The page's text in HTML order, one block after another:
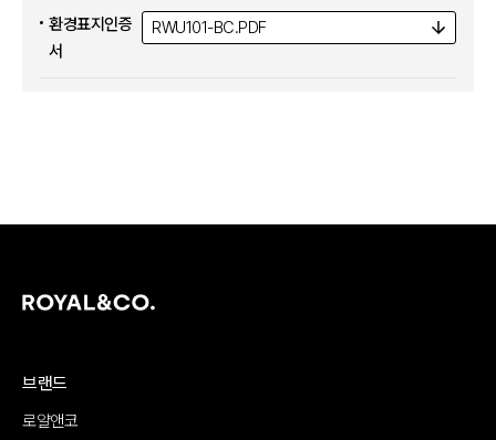
환경표지인증
서
RWU101-BC.PDF
브랜드
로얄앤코